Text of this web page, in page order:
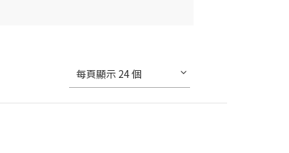
每頁顯示 24 個